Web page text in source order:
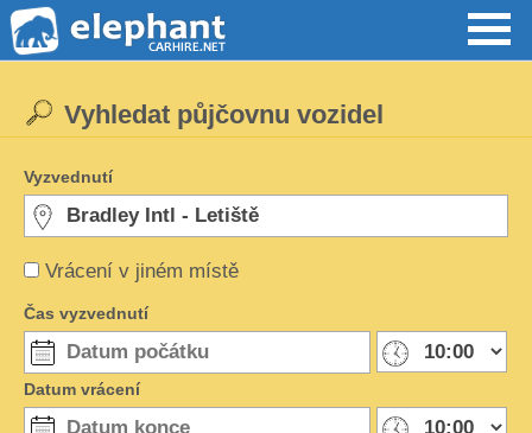
Vrácení v jiném místě
Vyhledat půjčovnu vozidel
Vyzvednutí
Čas vyzvednutí
Datum vrácení